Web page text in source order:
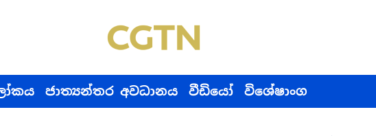
ජාත්‍යන්තර අවධානය වීඩියෝ විශේෂාංග